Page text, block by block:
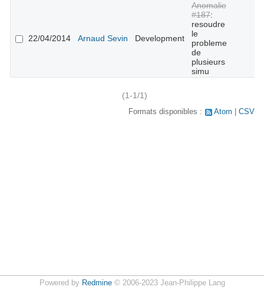
22/04/2014 Arnaud Sevin Development
Anomalie
#187:
resoudre
le
probleme
de
plusieurs
simu
(1-1/1)
Formats disponibles : Atom CSV
Powered by Redmine© 2006-2023 Jean-Philippe Lang